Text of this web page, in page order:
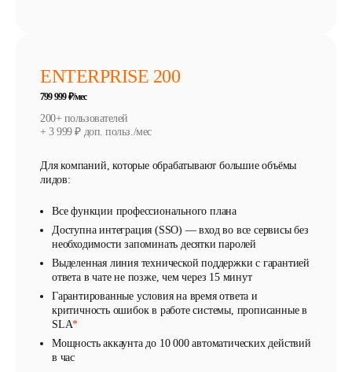
ENTERPRISE 200
799 999 ₽/мес
200+ пользователей
+ 3 999 ₽ доп. польз./мес
Для компаний, которые обрабатывают большие объёмы
лидов:
Все функции профессионального плана
Доступна интеграция (SSO) — вход во все сервисы без
необходимости запоминать десятки паролей
Выделенная линия технической поддержки с гарантией
ответа в чате не позже, чем через 15 минут
Гарантированные условия на время ответа и
критичность ошибок в работе системы, прописанные в
SLA*
Мощность аккаунта до 10 000 автоматических действий
в час